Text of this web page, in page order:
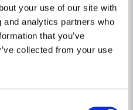
your use of our site with
analytics partners who
that you’ve
collected from your use
mått, men Makita
stoppplatta som gör
vägg eller annan yta. Den är
så pass nära att det ofta
-10%